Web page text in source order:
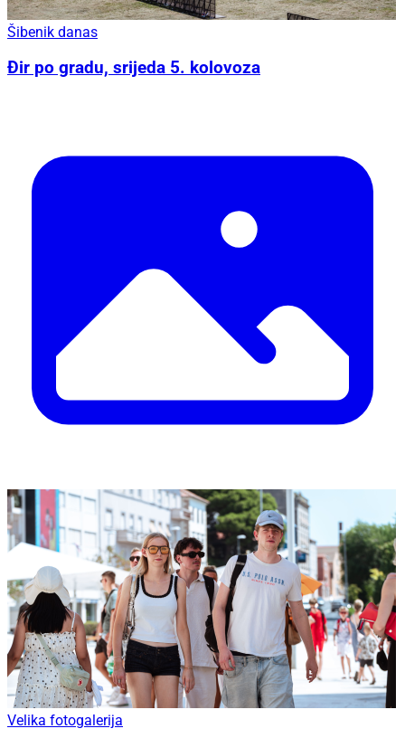
Šibenik danas
Đir po gradu, srijeda 5. kolovoza
Velika fotogalerija